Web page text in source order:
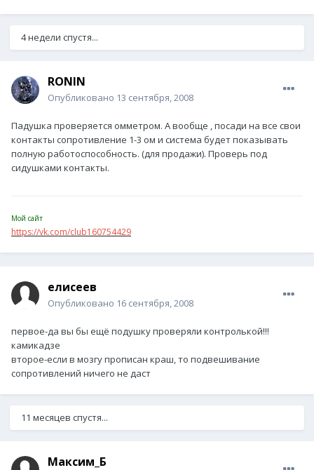
4 недели спустя...
RONIN
Опубликовано 13 сентября, 2008
Падушка проверяется омметром. А вообще , посади на все свои
контакты сопротивление 1-3 ом и система будет показывать
полную работоспособность. (для продажи). Проверь под
сидушками контакты.
Мой сайт
https://vk.com/club160754429
елисеев
Опубликовано 16 сентября, 2008
первое-да вы бы ещё подушку проверяли контролькой!!!
камикадзе
второе-если в мозгу прописан краш, то подвешивание
сопротивлений ничего не даст
11 месяцев спустя...
Максим_Б